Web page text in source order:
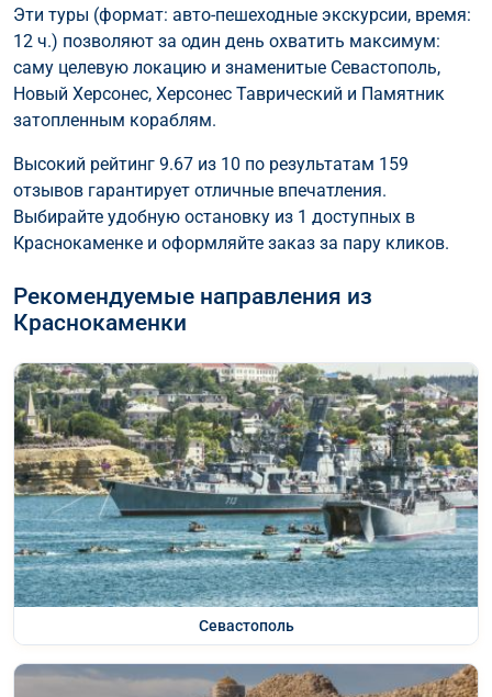
Эти туры (формат: авто-пешеходные экскурсии, время:
12 ч.) позволяют за один день охватить максимум:
саму целевую локацию и знаменитые Севастополь,
Новый Херсонес, Херсонес Таврический и Памятник
затопленным кораблям.
Высокий рейтинг 9.67 из 10 по результатам 159
отзывов гарантирует отличные впечатления.
Выбирайте удобную остановку из 1 доступных в
Краснокаменке и оформляйте заказ за пару кликов.
Рекомендуемые направления из
Краснокаменки
Севастополь